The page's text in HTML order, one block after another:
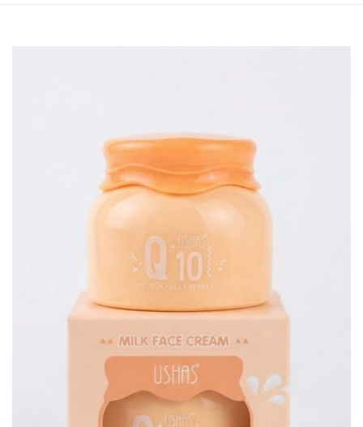
BEAUTY
BISUTERIA
BOLSOS Y MONEDEROS
CALZADO
COMPLEMENTOS